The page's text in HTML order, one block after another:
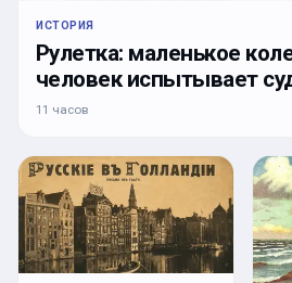
ИСТОРИЯ
Рулетка: маленькое
человек испытывает
11 часов